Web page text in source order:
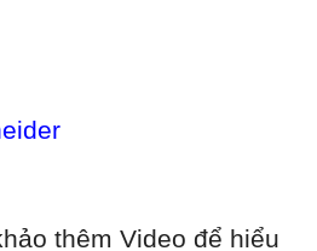
thêm Video để hiểu